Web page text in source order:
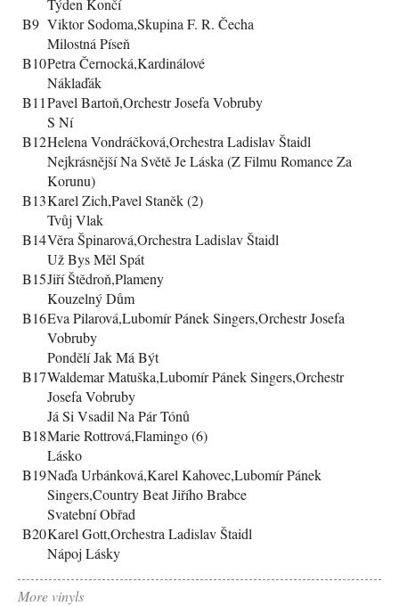
Týden Končí
B9 Viktor Sodoma,Skupina F. R. Čecha
Milostná Píseň
B10Petra Černocká,Kardinálové
Náklaďák
B11Pavel Bartoň,Orchestr Josefa Vobruby
S Ní
B12Helena Vondráčková,Orchestra Ladislav Štaidl
Nejkrásnější Na Světě Je Láska (Z Filmu Romance Za
Korunu)
B13Karel Zich,Pavel Staněk (2)
Tvůj Vlak
B14Věra Špinarová,Orchestra Ladislav Štaidl
Už Bys Měl Spát
B15Jiří Štědroň,Plameny
Kouzelný Dům
B16Eva Pilarová,Lubomír Pánek Singers,Orchestr Josefa
Vobruby
Pondělí Jak Má Být
B17Waldemar Matuška,Lubomír Pánek Singers,Orchestr
Josefa Vobruby
Já Si Vsadil Na Pár Tónů
B18Marie Rottrová,Flamingo (6)
Lásko
B19Naďa Urbánková,Karel Kahovec,Lubomír Pánek
Singers,Country Beat Jiřího Brabce
Svatební Obřad
B20Karel Gott,Orchestra Ladislav Štaidl
Nápoj Lásky
More vinyls